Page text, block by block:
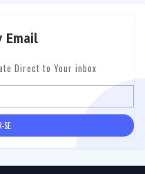
Email
Direct to Your inbox